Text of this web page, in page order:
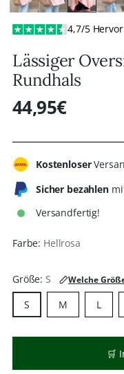
4,7/5
Lässiger
Rundhals
Regulärer
44,95€
Kostenloser
Sicher bezahlen
Versandfertig!
Farbe: Hellrosa
Größe:S Welche
S M L
🛒